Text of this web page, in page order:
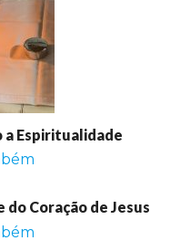
a Espiritualidade
Coração de Jesus